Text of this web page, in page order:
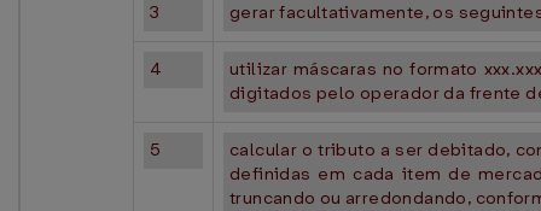
3 gerar facultativamente, os
4
utilizar máscaras no formato
digitados pelo operador da frente
5
calcular o tributo a ser debitado,
definidas em cada item de
truncando ou arredondando,